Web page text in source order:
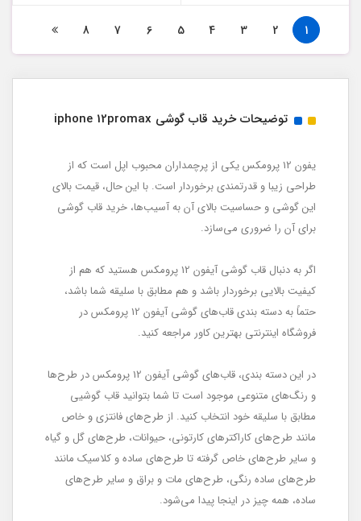
1
2
3
4
5
6
7
8
توضیحات خرید قاب گوشی iphone 12promax
یفون 12 پرومکس یکی از پرچمداران محبوب اپل است که از
طراحی زیبا و قدرتمندی برخوردار است. با این حال، قیمت بالای
این گوشی و حساسیت بالای آن به آسیب‌ها، خرید قاب گوشی
برای آن را ضروری می‌سازد.
اگر به دنبال قاب گوشی آیفون 12 پرومکس هستید که هم از
کیفیت بالایی برخوردار باشد و هم مطابق با سلیقه شما باشد،
حتماً به دسته بندی قاب‌های گوشی آیفون 12 پرومکس در
فروشگاه اینترنتی بهترین کاور مراجعه کنید.
در این دسته بندی، قاب‌های گوشی آیفون 12 پرومکس در طرح‌ها
و رنگ‌های متنوعی موجود است تا شما بتوانید قاب گوشیی
مطابق با سلیقه خود انتخاب کنید. از طرح‌های فانتزی و خاص
مانند طرح‌های کاراکترهای کارتونی، حیوانات، طرح‌های گل و گیاه
و سایر طرح‌های خاص گرفته تا طرح‌های ساده و کلاسیک مانند
طرح‌های ساده رنگی، طرح‌های مات و براق و سایر طرح‌های
ساده، همه چیز در اینجا پیدا می‌شود.